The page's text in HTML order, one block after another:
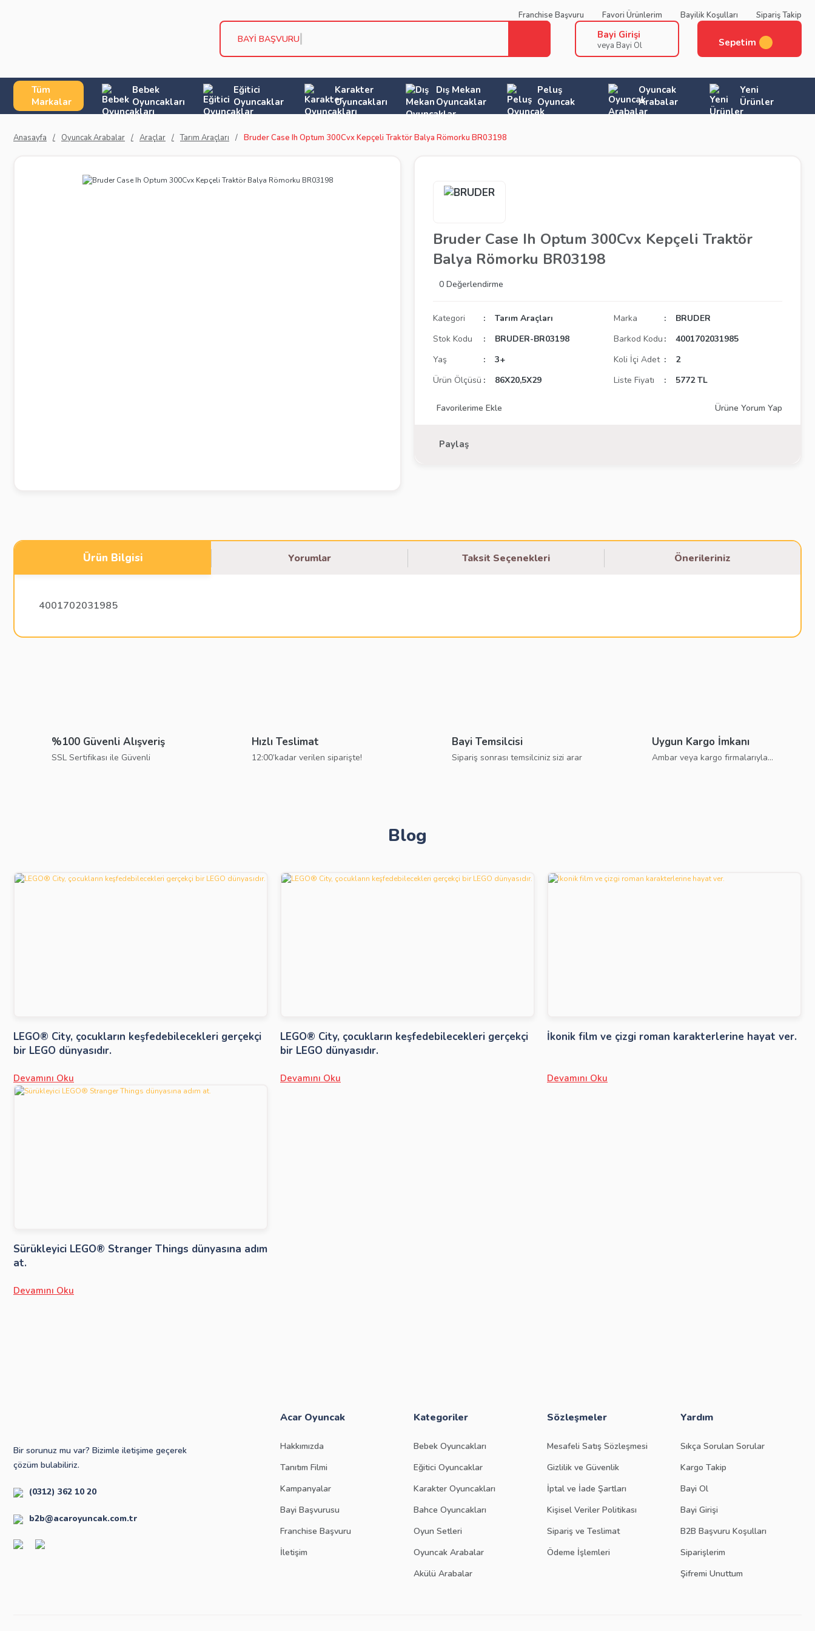
Franchise Başvuru Favori Ürünlerim Bayilik Koşulları Sipariş Takip
BAYİ BAŞVURU KOŞU Bayi Girişi
veya Bayi Ol Sepetim
Tüm
Markalar
Bebek
Oyuncakları
Eğitici
Oyuncaklar
Karakter
Oyuncakları
Dış Mekan
Oyuncaklar
Peluş
Oyuncak
Oyuncak
Arabalar
Yeni
Ürünler
Anasayfa Oyuncak Arabalar Araçlar Tarım Araçları Bruder Case Ih Optum 300Cvx Kepçeli Traktör Balya Römorku BR03198
Bruder Case Ih Optum 300Cvx Kepçeli Traktör
Balya Römorku BR03198
0 Değerlendirme
Kategori Tarım Araçları Marka
BRUDER
Stok Kodu
BRUDER-BR03198 Barkod Kodu
4001702031985
Yaş
3+ Koli İçi Adet
2
Ürün Ölçüsü
86X20,5X29 Liste Fiyatı 5772 TL
Ürüne Yorum Yap
Paylaş
Ürün Bilgisi Yorumlar Taksit Seçenekleri Önerileriniz
4001702031985
Ürün bilgilerinde hatalar bulunuyor.
%100 Güvenli Alışveriş
SSL Sertifikası ile Güvenli
Hızlı Teslimat
12:00’kadar verilen siparişte!
Bayi Temsilcisi
Sipariş sonrası temsilciniz sizi arar
Uygun Kargo İmkanı
Ambar veya kargo firmalarıyla...
Blog
LEGO® City, çocukların keşfedebilecekleri gerçekçi
bir LEGO dünyasıdır.
Devamını Oku
LEGO® City, çocukların keşfedebilecekleri gerçekçi
bir LEGO dünyasıdır.
Devamını Oku
İkonik film ve çizgi roman karakterlerine hayat ver.
Devamını Oku
Sürükleyici LEGO® Stranger Things dünyasına adım
at.
Devamını Oku
Bir sorunuz mu var? Bizimle iletişime geçerek
çözüm bulabiliriz.
(0312) 362 10 20
b2b@acaroyuncak.com.tr
Acar Oyuncak
Hakkımızda
Tanıtım Filmi
Kampanyalar
Bayi Başvurusu
Franchise Başvuru
İletişim
Kategoriler
Bebek Oyuncakları
Eğitici Oyuncaklar
Karakter Oyuncakları
Bahce Oyuncakları
Oyun Setleri
Oyuncak Arabalar
Akülü Arabalar
Sözleşmeler
Mesafeli Satış Sözleşmesi
Gizlilik ve Güvenlik
İptal ve İade Şartları
Kişisel Veriler Politikası
Sipariş ve Teslimat
Ödeme İşlemleri
Yardım
Sıkça Sorulan Sorular
Kargo Takip
Bayi Ol
Bayi Girişi
B2B Başvuru Koşulları
Siparişlerim
Şifremi Unuttum